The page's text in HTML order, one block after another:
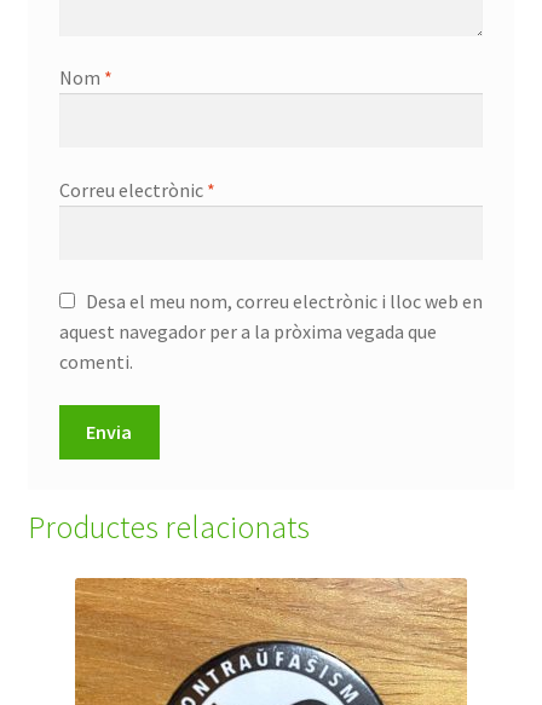
Nom *
Correu electrònic *
Desa el meu nom, correu electrònic i lloc web en
aquest navegador per a la pròxima vegada que
comenti.
Productes relacionats